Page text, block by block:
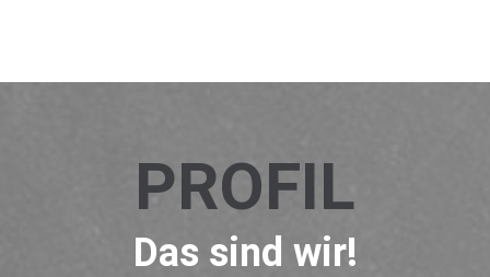
PROFIL
Das sind wir!